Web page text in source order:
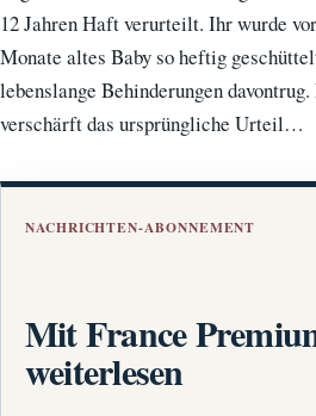
12 Jahren Haft verurteilt. Ihr wurde
Monate altes Baby so heftig
lebenslange Behinderungen
verschärft das ursprüngliche Urteil…
NACHRICHTEN-ABONNEMENT
Mit France
weiterlesen